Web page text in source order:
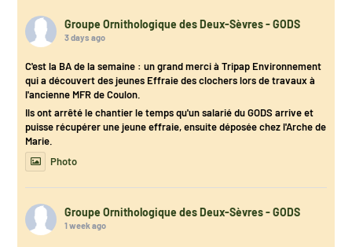
Groupe Ornithologique des Deux-Sèvres - GODS
3 days ago
C'est la BA de la semaine : un grand merci à Tripap Environnement
qui a découvert des jeunes Effraie des clochers lors de travaux à
l'ancienne MFR de Coulon.
Ils ont arrêté le chantier le temps qu'un salarié du GODS arrive et
puisse récupérer une jeune effraie, ensuite déposée chez l'Arche de
Marie.
Photo
Groupe Ornithologique des Deux-Sèvres - GODS
1 week ago